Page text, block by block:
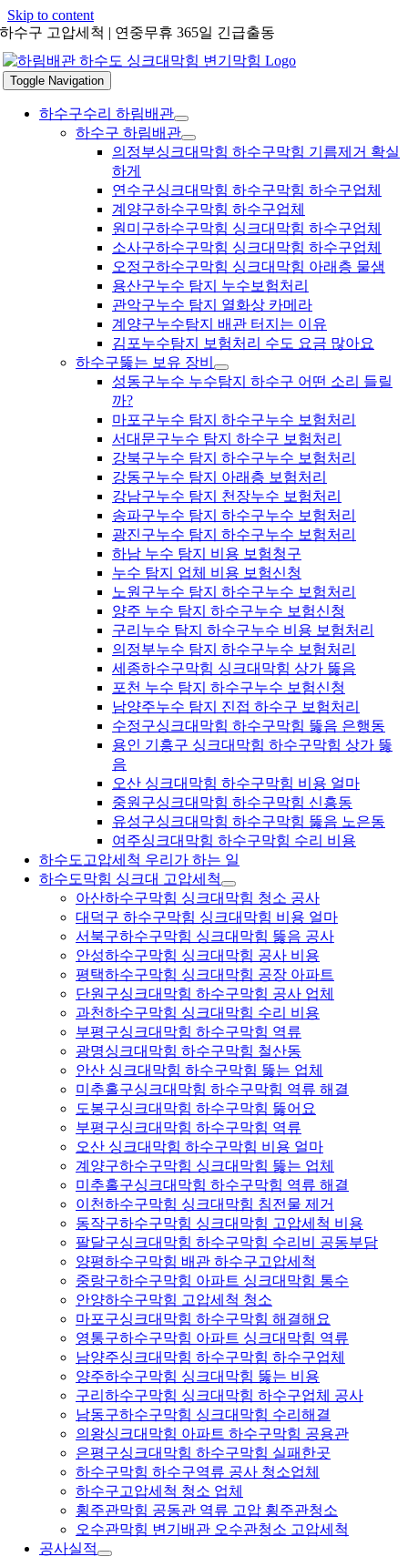
Skip to content
하수구 고압세척 | 연중무휴 365일 긴급출동
Toggle Navigation
하수구수리 하림배관
하수구 하림배관
의정부싱크대막힘 하수구막힘 기름제거 확실
하게
연수구싱크대막힘 하수구막힘 하수구업체
계양구하수구막힘 하수구업체
원미구하수구막힘 싱크대막힘 하수구업체
소사구하수구막힘 싱크대막힘 하수구업체
오정구하수구막힘 싱크대막힘 아래층 물샘
용산구누수 탐지 누수보험처리
관악구누수 탐지 열화상 카메라
계양구누수탐지 배관 터지는 이유
김포누수탐지 보험처리 수도 요금 많아요
하수구뚫는 보유 장비
성동구누수 누수탐지 하수구 어떤 소리 들릴
까?
마포구누수 탐지 하수구누수 보험처리
서대문구누수 탐지 하수구 보험처리
강북구누수 탐지 하수구누수 보험처리
강동구누수 탐지 아래층 보험처리
강남구누수 탐지 천장누수 보험처리
송파구누수 탐지 하수구누수 보험처리
광진구누수 탐지 하수구누수 보험처리
하남 누수 탐지 비용 보험청구
누수 탐지 업체 비용 보험신청
노원구누수 탐지 하수구누수 보험처리
양주 누수 탐지 하수구누수 보험신청
구리누수 탐지 하수구누수 비용 보험처리
의정부누수 탐지 하수구누수 보험처리
세종하수구막힘 싱크대막힘 상가 뚫음
포천 누수 탐지 하수구누수 보험신청
남양주누수 탐지 진접 하수구 보험처리
수정구싱크대막힘 하수구막힘 뚫음 은행동
용인 기흥구 싱크대막힘 하수구막힘 상가 뚫
음
오산 싱크대막힘 하수구막힘 비용 얼마
중원구싱크대막힘 하수구막힘 신흥동
유성구싱크대막힘 하수구막힘 뚫음 노은동
여주싱크대막힘 하수구막힘 수리 비용
하수도고압세척 우리가 하는 일
하수도막힘 싱크대 고압세척
아산하수구막힘 싱크대막힘 청소 공사
대덕구 하수구막힘 싱크대막힘 비용 얼마
서북구하수구막힘 싱크대막힘 뚫음 공사
안성하수구막힘 싱크대막힘 공사 비용
평택하수구막힘 싱크대막힘 공장 아파트
단원구싱크대막힘 하수구막힘 공사 업체
과천하수구막힘 싱크대막힘 수리 비용
부평구싱크대막힘 하수구막힘 역류
광명싱크대막힘 하수구막힘 철산동
안산 싱크대막힘 하수구막힘 뚫는 업체
미추홀구싱크대막힘 하수구막힘 역류 해결
도봉구싱크대막힘 하수구막힘 뚫어요
부평구싱크대막힘 하수구막힘 역류
오산 싱크대막힘 하수구막힘 비용 얼마
계양구하수구막힘 싱크대막힘 뚫는 업체
미추홀구싱크대막힘 하수구막힘 역류 해결
이천하수구막힘 싱크대막힘 침전물 제거
동작구하수구막힘 싱크대막힘 고압세척 비용
팔달구싱크대막힘 하수구막힘 수리비 공동부담
양평하수구막힘 배관 하수구고압세척
중랑구하수구막힘 아파트 싱크대막힘 통수
안양하수구막힘 고압세척 청소
마포구싱크대막힘 하수구막힘 해결해요
영통구하수구막힘 아파트 싱크대막힘 역류
남양주싱크대막힘 하수구막힘 하수구업체
양주하수구막힘 싱크대막힘 뚫는 비용
구리하수구막힘 싱크대막힘 하수구업체 공사
남동구하수구막힘 싱크대막힘 수리해결
의왕싱크대막힘 아파트 하수구막힘 공용관
은평구싱크대막힘 하수구막힘 실패한곳
하수구막힘 하수구역류 공사 청소업체
하수구고압세척 청소 업체
횡주관막힘 공동관 역류 고압 횡주관청소
오수관막힘 변기배관 오수관청소 고압세척
공사실적